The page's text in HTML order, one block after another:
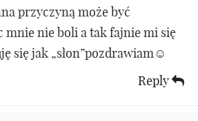
przyczyną może być
mnie nie boli a tak fajnie mi się
się jak „słon”pozdrawiam☺
Reply